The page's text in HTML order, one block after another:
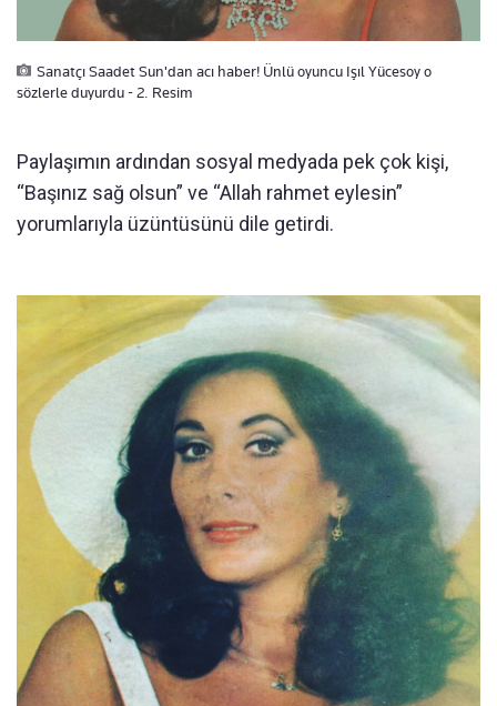
Sanatçı Saadet Sun'dan acı haber! Ünlü oyuncu Işıl Yücesoy o
sözlerle duyurdu - 2. Resim
Paylaşımın ardından sosyal medyada pek çok kişi,
“Başınız sağ olsun” ve “Allah rahmet eylesin”
yorumlarıyla üzüntüsünü dile getirdi.